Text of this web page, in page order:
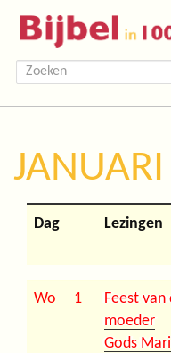
Dag Lezingen
Wo 1
Feest van
moeder
Gods